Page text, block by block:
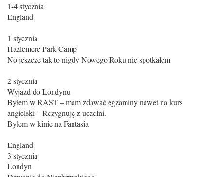
1-4 stycznia
England
1 stycznia
Hazlemere Park Camp
No jeszcze tak to nigdy Nowego Roku nie spotkałem
2 stycznia
Wyjazd do Londynu
Byłem w RAST – mam zdawać egzaminy nawet na kurs
angielski – Rezygnuję z uczelni.
Byłem w kinie na Fantasia
England
3 stycznia
Londyn